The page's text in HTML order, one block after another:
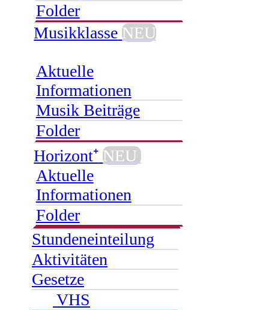
Folder
Musikklasse NEU
Aktuelle
Informationen
Musik Beiträge
Folder
Horizont⁺ NEU
Aktuelle
Informationen
Folder
Stundeneinteilung
Aktivitäten
Gesetze
VHS